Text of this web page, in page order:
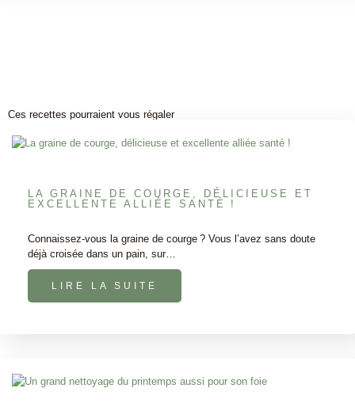
Ces recettes pourraient vous régaler
LA GRAINE DE COURGE, DÉLICIEUSE ET
EXCELLENTE ALLIÉE SANTÉ !
Connaissez-vous la graine de courge ? Vous l’avez sans doute
déjà croisée dans un pain, sur…
LIRE LA SUITE